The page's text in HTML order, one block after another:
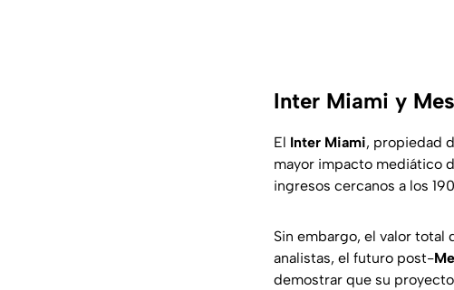
Inter Miami y
El Inter Miami, propiedad
mayor impacto mediático
ingresos cercanos a los
Sin embargo, el valor total
analistas, el futuro post-
demostrar que su